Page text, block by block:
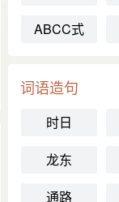
ABCC式
词语造句
时日
龙东
通路